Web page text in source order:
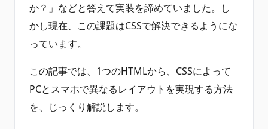
か？」などと答えて実装を諦めていました。し
かし現在、この課題はCSSで解決できるようにな
っています。
この記事では、1つのHTMLから、CSSによって
PCとスマホで異なるレイアウトを実現する方法
を、じっくり解説します。